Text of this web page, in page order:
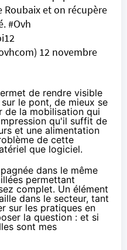
et on récupère
#Ovh
12 novembre
de rendre visible
le pont, de mieux se
de la mobilisation qui
qu'il suffit de
et une alimentation
de cette
que logiciel.
dans le même
permettant
complet. Un élément
dans le secteur, tant
sur les pratiques en
la question : et si
sont mes